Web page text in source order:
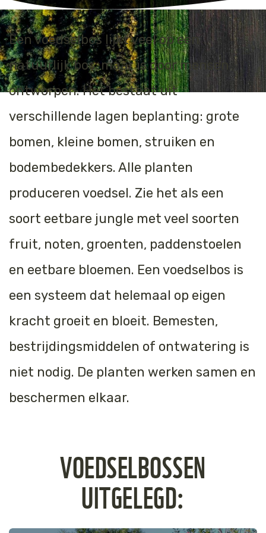
Een voedselbos lijkt veel op een
natuurlijk bos, maar is door mensen
ontworpen. Het bestaat uit
verschillende lagen beplanting: grote
bomen, kleine bomen, struiken en
bodembedekkers. Alle planten
produceren voedsel. Zie het als een
soort eetbare jungle met veel soorten
fruit, noten, groenten, paddenstoelen
en eetbare bloemen. Een voedselbos is
een systeem dat helemaal op eigen
kracht groeit en bloeit. Bemesten,
bestrijdingsmiddelen of ontwatering is
niet nodig. De planten werken samen en
beschermen elkaar.
VOEDSELBOSSEN
UITGELEGD:
Jaguar
Koraal
Leeuw
Neushoorn
Olifant
Orang-oetan
Panda
Walvis
IJsbeer
Zeeschildpad
Kleding & Accessoires
Speelgoed